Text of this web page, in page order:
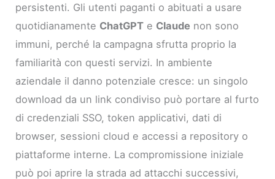
persistenti. Gli utenti paganti o abituati a usare
quotidianamente ChatGPT e Claude non sono
immuni, perché la campagna sfrutta proprio la
familiarità con questi servizi. In ambiente
aziendale il danno potenziale cresce: un singolo
download da un link condiviso può portare al furto
di credenziali SSO, token applicativi, dati di
browser, sessioni cloud e accessi a repository o
piattaforme interne. La compromissione iniziale
può poi aprire la strada ad attacchi successivi,